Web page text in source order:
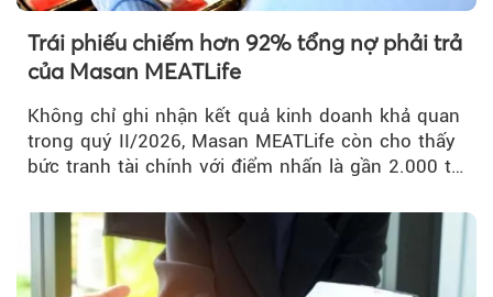
Trái phiếu chiếm hơn 92% tổng nợ phải trả
của Masan MEATLife
Không chỉ ghi nhận kết quả kinh doanh khả quan
trong quý II/2026, Masan MEATLife còn cho thấy
bức tranh tài chính với điểm nhấn là gần 2.000 tỷ